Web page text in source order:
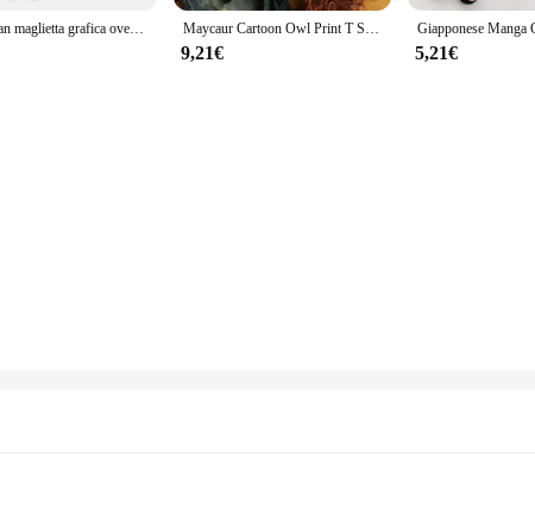
Hirsionsan maglietta grafica oversize donna 2024 cotone estivo girocollo manica corta T-Shirt donna Casual allentata Higt Street Top Maycaur Cartoon Owl Print T Shirt donna Kawaii Graphic Shirts Casual a maniche corte Black Female Tee o-collo Harajuku T-Shirt
9,21€ 5,21€